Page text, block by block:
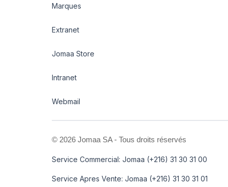
Marques
Extranet
Jomaa Store
Intranet
Webmail
© 2026 Jomaa SA - Tous droits réservés
Service Commercial: Jomaa (+216) 31 30 31 00
Service Apres Vente: Jomaa (+216) 31 30 31 01